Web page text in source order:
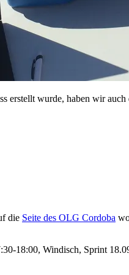
erstellt wurde, haben wir
die Seite des OLG Cordoba
18:00, Windisch, Sprint